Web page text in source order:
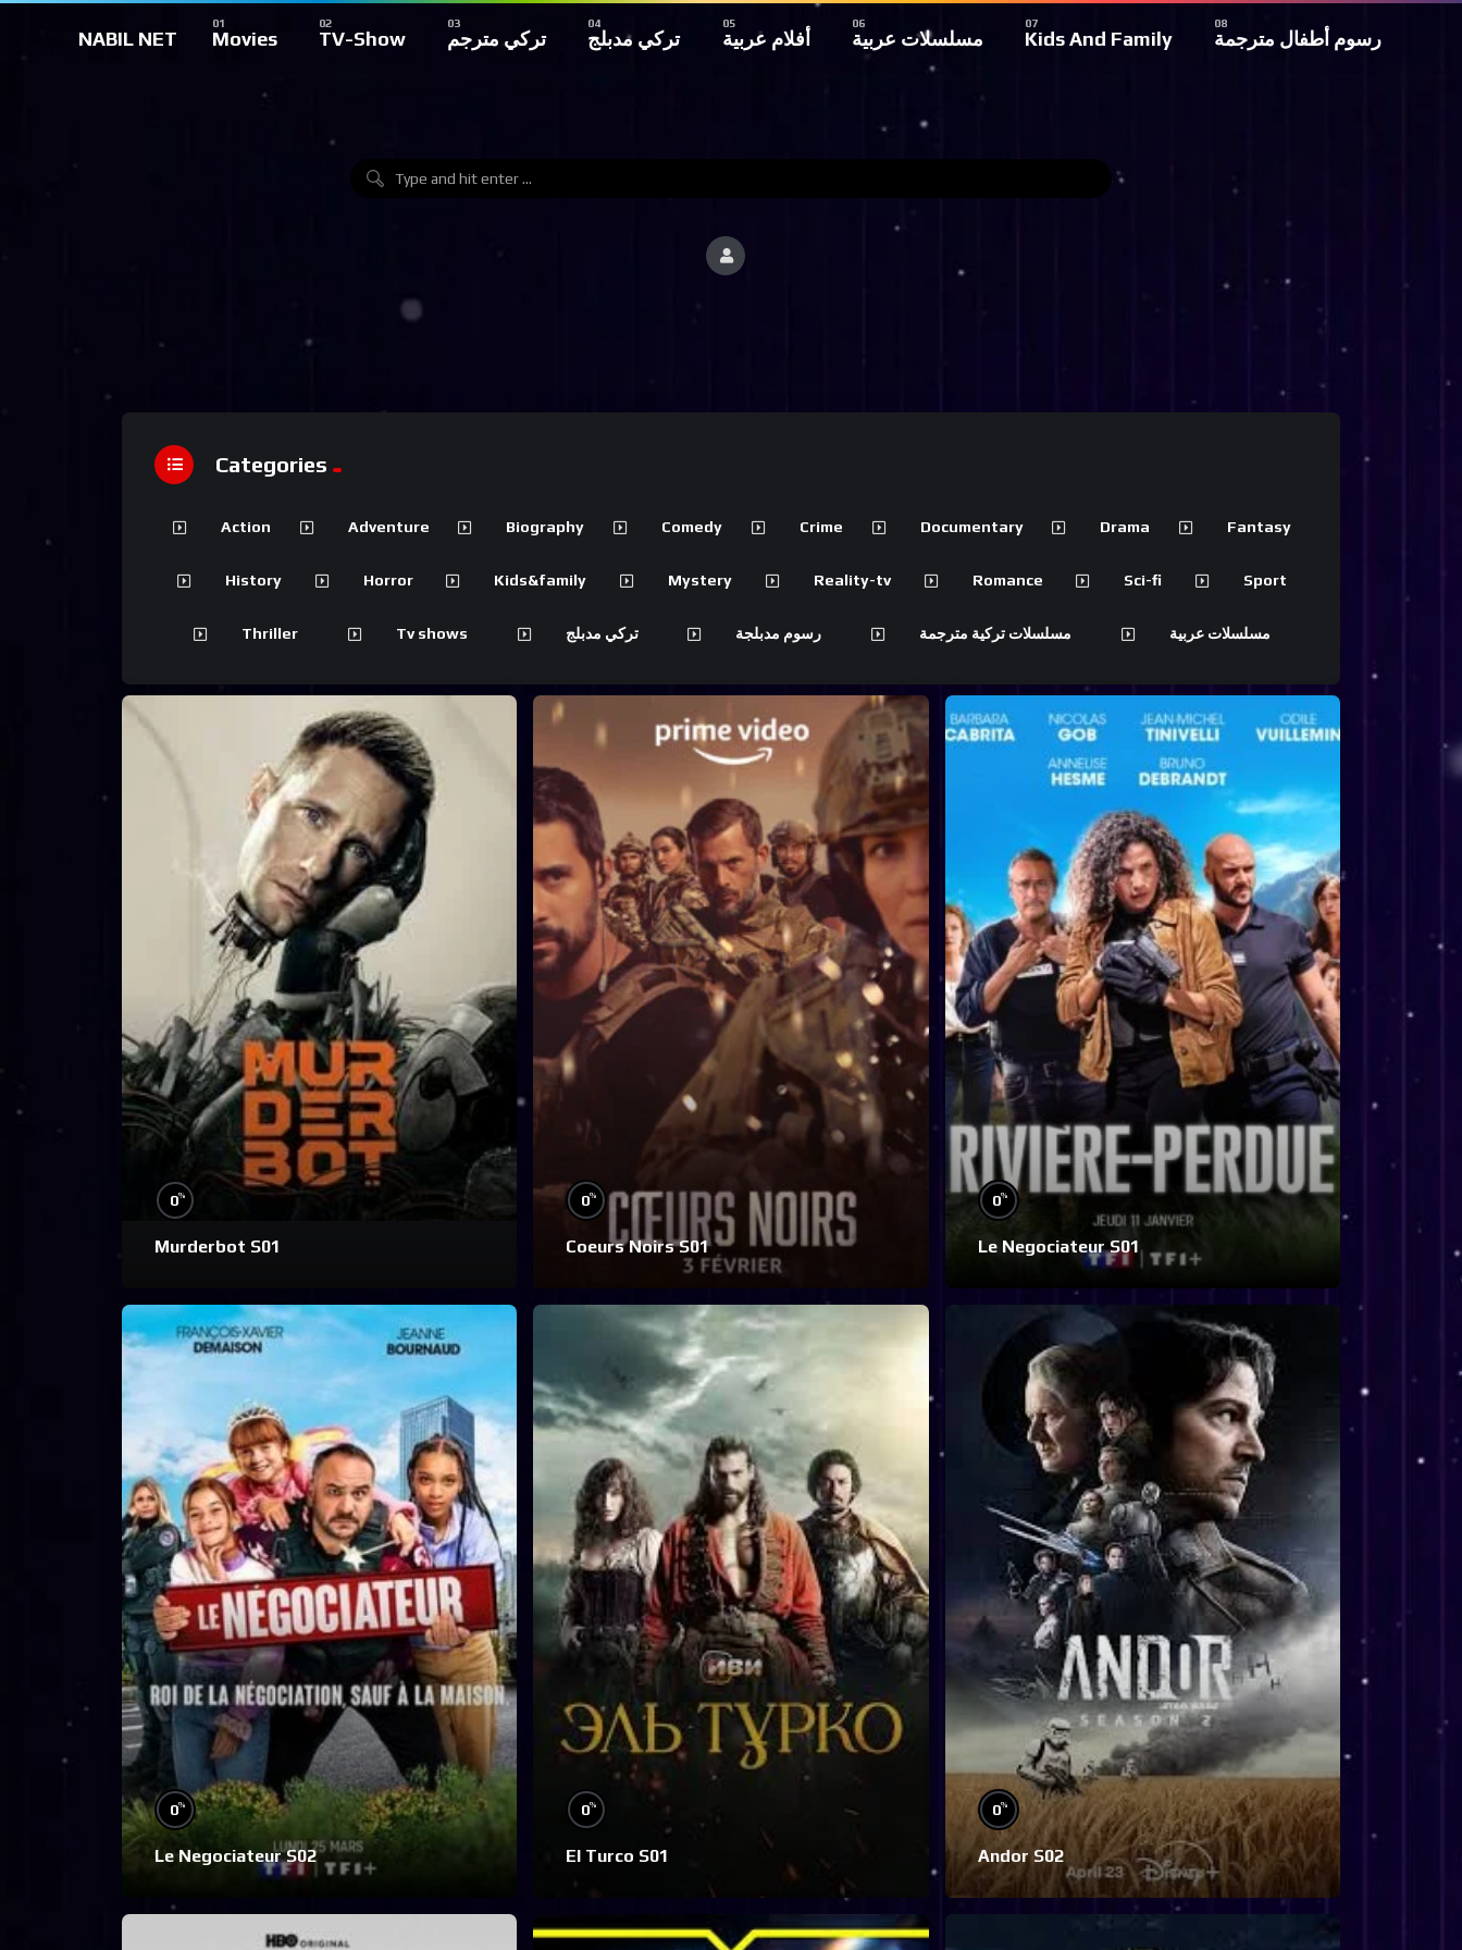
NABIL NET Movies TV-Show تركي مترجم تركي مدبلج أفلام عربية مسلسلات عربية Kids And Family رسوم أطفال مترجمة
0%
Murderbot S01
0%
Coeurs Noirs S01
0%
Le Negociateur S01
0%
Le Negociateur S02
0%
El Turco S01
0%
Andor S02
Categories
Action Adventure Biography Comedy Crime Documentary Drama Fantasy
History Horror Kids&family Mystery Reality-tv Romance Sci-fi Sport
Thriller Tv shows تركي مدبلج رسوم مدبلجة مسلسلات تركية مترجمة مسلسلات عربية